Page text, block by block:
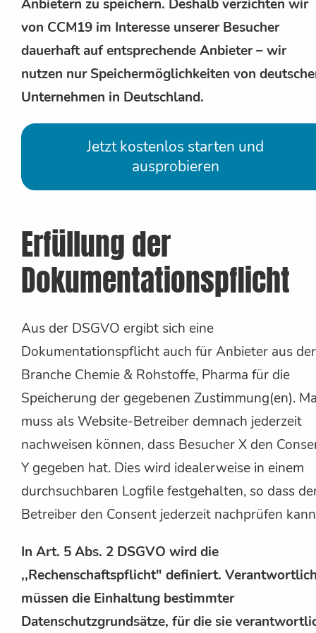
Anbietern zu speichern. Deshalb verzichten wir
von CCM19 im Interesse unserer Besucher
dauerhaft auf entsprechende Anbieter – wir
nutzen nur Speichermöglichkeiten von
Unternehmen in Deutschland.
Jetzt kostenlos starten und
ausprobieren
Erfüllung der
Dokumentationspflicht
Aus der DSGVO ergibt sich eine
Dokumentationspflicht auch für Anbieter aus der
Branche Chemie & Rohstoffe, Pharma für die
Speicherung der gegebenen Zustimmung(en).
muss als Website-Betreiber demnach jederzeit
nachweisen können, dass Besucher X den
Y gegeben hat. Dies wird idealerweise in einem
durchsuchbaren Logfile festgehalten, so dass
Betreiber den Consent jederzeit nachprüfen
In Art. 5 Abs. 2 DSGVO wird die
,,Rechenschaftspflicht" definiert.
müssen die Einhaltung bestimmter
Datenschutzgrundsätze, für die sie